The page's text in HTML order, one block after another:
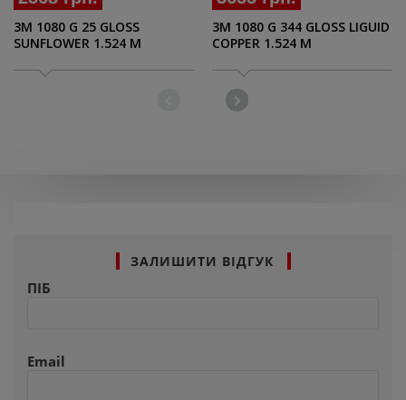
3M 1080 G 25 GLOSS
SUNFLOWER 1.524 M
3M 1080 G 344 GLOSS LIGUID
COPPER 1.524 M
ЗАЛИШИТИ ВІДГУК
ПІБ
Email